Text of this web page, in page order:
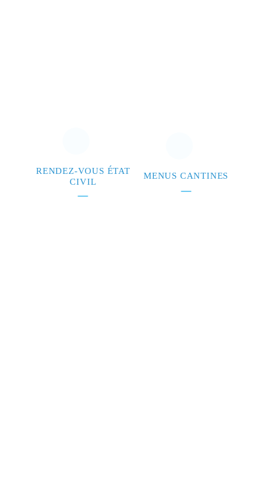
RENDEZ-VOUS ÉTAT
CIVIL
MENUS CANTINES